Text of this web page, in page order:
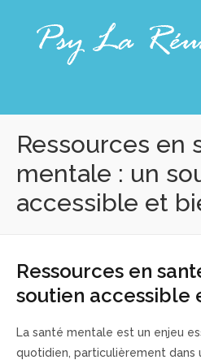
Ressources en
mentale : un
accessible et
Ressources en
soutien accessible
La santé mentale est un enjeu
quotidien, particulièrement dans